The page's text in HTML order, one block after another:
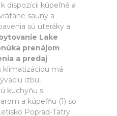
dispozícii kúpeľné a
sauny a
sú uteráky a
Lake
prenájom
a predaj
klimatizáciou má
izbu,
kuchyňu s
a kúpeľňu (1) so
Poprad-Tatry